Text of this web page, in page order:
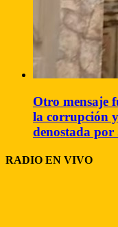
Otro mensaje
la corrupción
denostada
RADIO EN VIVO